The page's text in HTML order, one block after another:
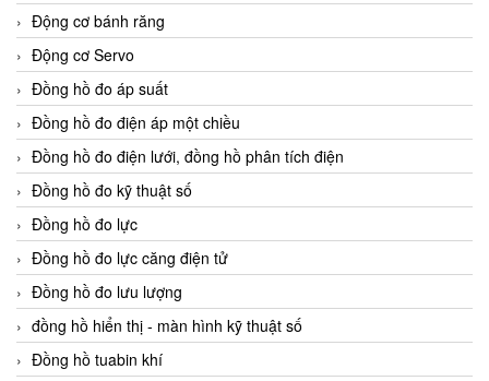
Động cơ bánh răng
Động cơ Servo
Đồng hồ đo áp suất
Đồng hồ đo điện áp một chiều
Đồng hồ đo điện lưới, đồng hồ phân tích điện
Đồng hồ đo kỹ thuật số
Đồng hồ đo lực
Đồng hồ đo lực căng điện tử
Đồng hồ đo lưu lượng
đồng hồ hiển thị - màn hình kỹ thuật số
Đồng hồ tuabin khí